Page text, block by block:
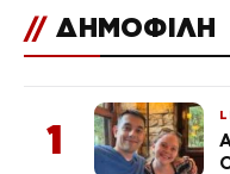
// ΔΗΜΟΦΙΛΗ
1